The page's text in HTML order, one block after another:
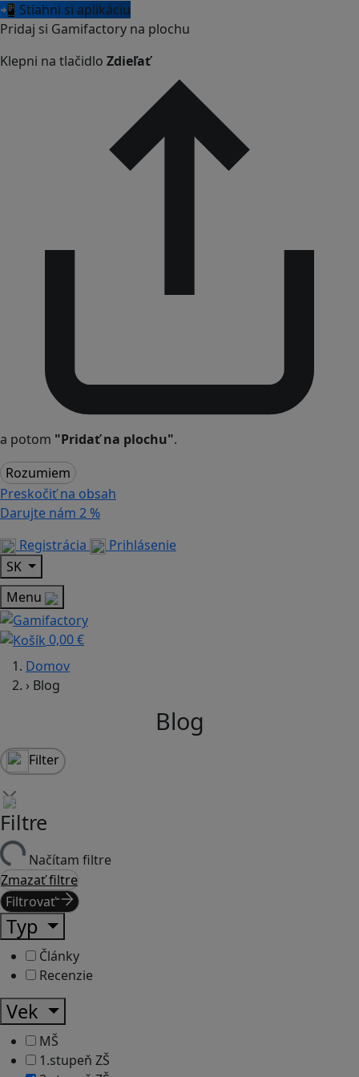
📲 Stiahni si aplikáciu
Pridaj si Gamifactory na plochu
Klepni na tlačidlo Zdieľať
a potom "Pridať na plochu".
Rozumiem
Preskočiť na obsah
Darujte nám 2 %
Registrácia
Prihlásenie
SK
Menu
0,00 €
Domov
› Blog
Blog
Filter
Filtre
Načítam filtre
Zmazať filtre
Filtrovať
Typ
Články
Recenzie
Vek
MŠ
1.stupeň ZŠ